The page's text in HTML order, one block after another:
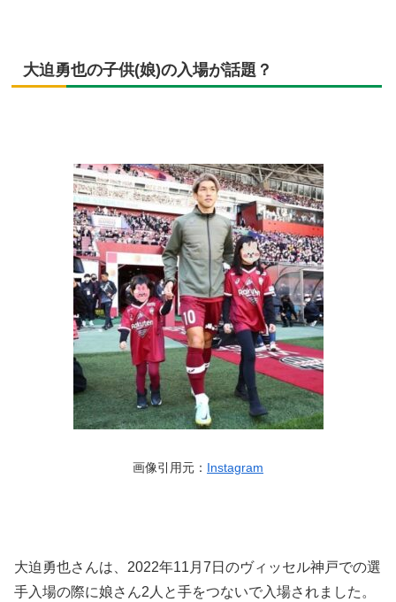
大迫勇也の子供(娘)の入場が話題？
画像引用元： Instagram
大迫勇也さんは、2022年11月7日のヴィッセル神戸での選
手入場の際に娘さん2人と手をつないで入場されました。